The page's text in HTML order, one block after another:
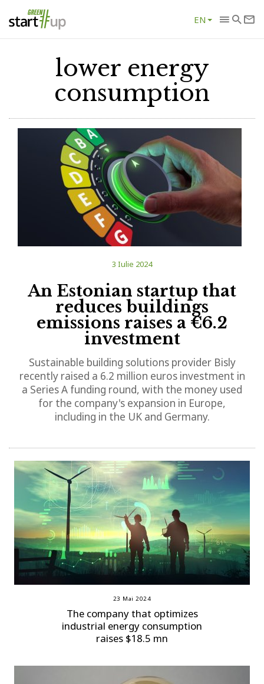
EN
lower energy
consumption
3 Iulie 2024
An Estonian startup that
reduces buildings
emissions raises a €6.2
investment
Sustainable building solutions provider Bisly
recently raised a 6.2 million euros investment in
a Series A funding round, with the money used
for the company's expansion in Europe,
including in the UK and Germany.
23 Mai 2024
The company that optimizes
industrial energy consumption
raises $18.5 mn